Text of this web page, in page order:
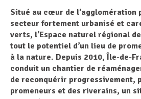
Situé au cœur de l’agglomération
secteur fortement urbanisé et
verts, l’Espace naturel régional
tout le potentiel d’un lieu de
à la nature. Depuis 2010, Île-de-
conduit un chantier de
de reconquérir progressivement,
promeneurs et des riverains, un